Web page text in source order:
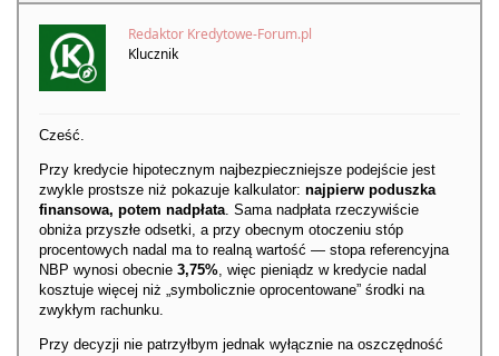
Redaktor Kredytowe-Forum.pl
Klucznik
Cześć.
Przy kredycie hipotecznym najbezpieczniejsze podejście jest
zwykle prostsze niż pokazuje kalkulator: najpierw poduszka
finansowa, potem nadpłata. Sama nadpłata rzeczywiście
obniża przyszłe odsetki, a przy obecnym otoczeniu stóp
procentowych nadal ma to realną wartość — stopa referencyjna
NBP wynosi obecnie 3,75%, więc pieniądz w kredycie nadal
kosztuje więcej niż „symbolicznie oprocentowane” środki na
zwykłym rachunku.
Przy decyzji nie patrzyłbym jednak wyłącznie na oszczędność